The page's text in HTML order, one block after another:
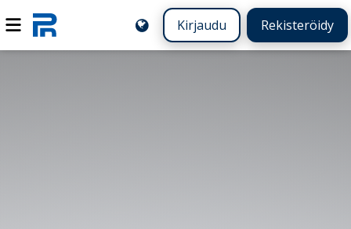
Kirjaudu Rekisteröidy